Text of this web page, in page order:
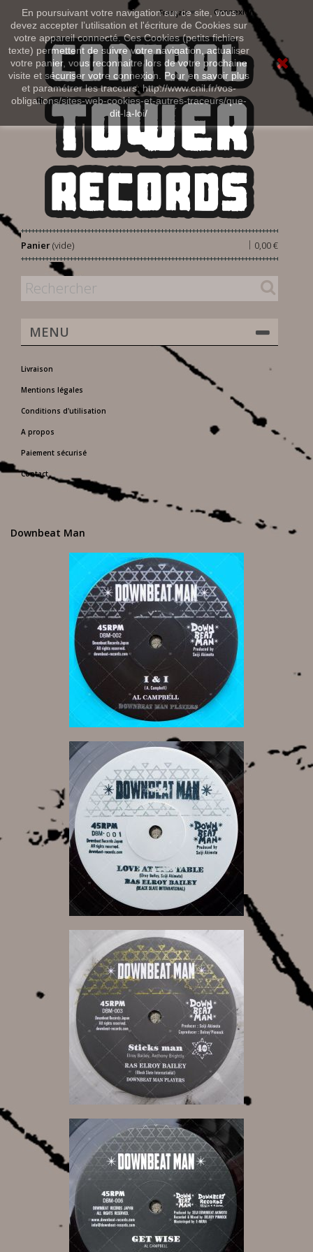
En poursuivant votre navigation sur ce site, vous
devez accepter l’utilisation et l'écriture de Cookies sur
votre appareil connecté. Ces Cookies (petits fichiers
texte) permettent de suivre votre navigation, actualiser
votre panier, vous reconnaitre lors de votre prochaine
visite et sécuriser votre connexion. Pour en savoir plus
et paramétrer les traceurs: http://www.cnil.fr/vos-
obligations/sites-web-cookies-et-autres-traceurs/que-
dit-la-loi/
Connexion
Français
Panier 0,00 €
|
(vide)
MENU
Livraison
Mentions légales
Conditions d'utilisation
A propos
Paiement sécurisé
Contact
Downbeat Man
14,00 €
14,00 €
12,00 €